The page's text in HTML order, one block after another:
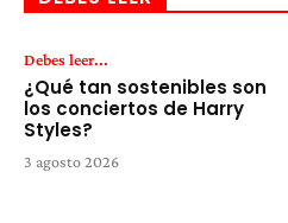
Debes leer...
¿Qué tan sostenibles son
los conciertos de Harry
Styles?
3 agosto 2026